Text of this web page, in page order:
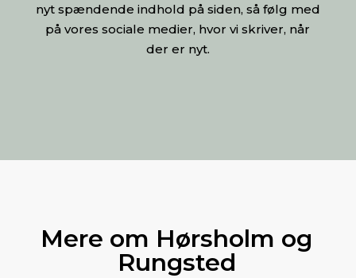
nyt spændende indhold på siden, så følg med
på vores sociale medier, hvor vi skriver, når
der er nyt.
Mere om Hørsholm og
Rungsted